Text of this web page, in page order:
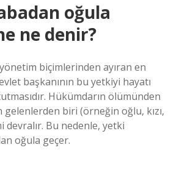
oğula
ne denir?
biçimlerinden ayıran en
başkanının bu yetkiyi hayatı
Hükümdarın ölümünden
biri (örneğin oğlu, kızı,
devralır. Bu nedenle, yetki
oğula geçer.